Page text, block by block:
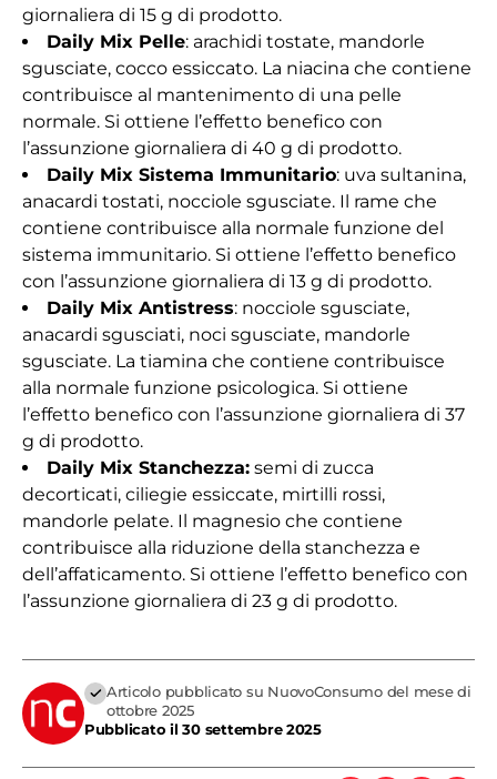
giornaliera di 15 g di prodotto.
Daily Mix Pelle: arachidi tostate, mandorle
sgusciate, cocco essiccato. La niacina che contiene
contribuisce al mantenimento di una pelle
normale. Si ottiene l’effetto benefico con
l’assunzione giornaliera di 40 g di prodotto.
Daily Mix Sistema Immunitario: uva sultanina,
anacardi tostati, nocciole sgusciate. Il rame che
contiene contribuisce alla normale funzione del
sistema immunitario. Si ottiene l’effetto benefico
con l’assunzione giornaliera di 13 g di prodotto.
Daily Mix Antistress: nocciole sgusciate,
anacardi sgusciati, noci sgusciate, mandorle
sgusciate. La tiamina che contiene contribuisce
alla normale funzione psicologica. Si ottiene
l’effetto benefico con l’assunzione giornaliera di 37
g di prodotto.
Daily Mix Stanchezza: semi di zucca
decorticati, ciliegie essiccate, mirtilli rossi,
mandorle pelate. Il magnesio che contiene
contribuisce alla riduzione della stanchezza e
dell’affaticamento. Si ottiene l’effetto benefico con
l’assunzione giornaliera di 23 g di prodotto.
Articolo pubblicato su NuovoConsumo del mese di
ottobre 2025
Pubblicato il30 settembre 2025